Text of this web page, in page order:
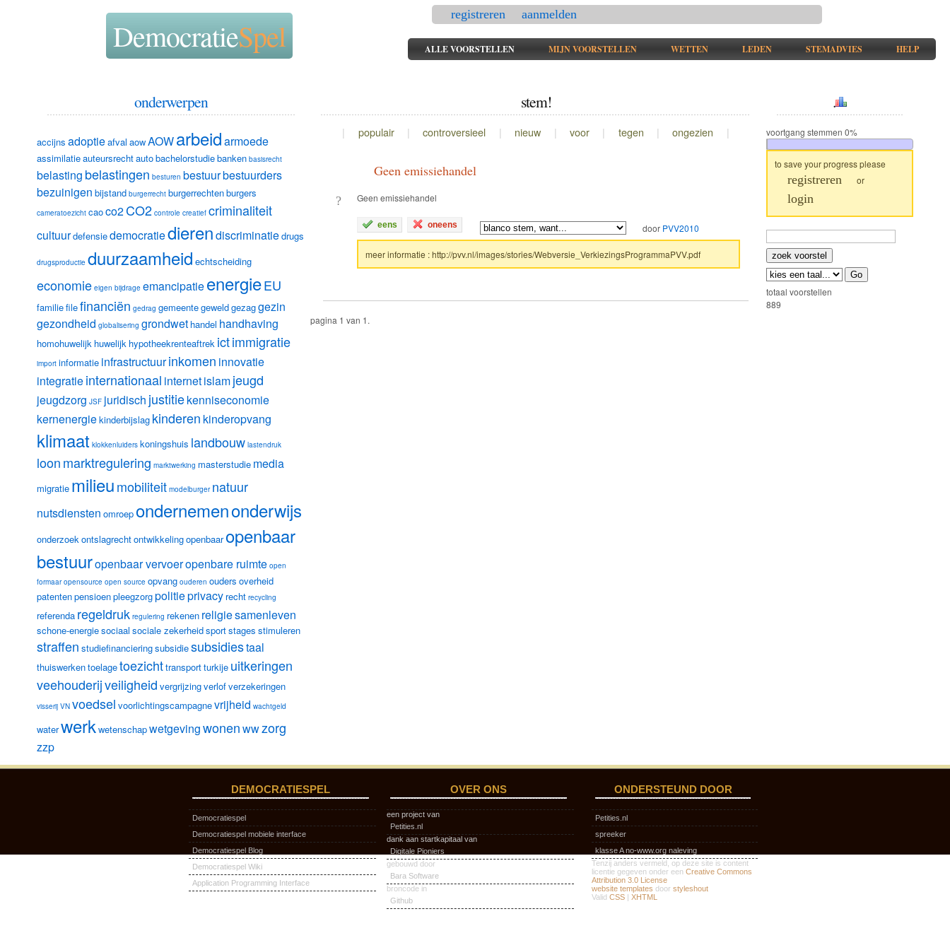
DemocratieSpel ALLE VOORSTELLEN MIJN VOORSTELLEN WETTEN LEDEN STEMADVIES HELP
registreren aanmelden
onderwerpen
accijns adoptieafval aowAOWarbeidarmoede
assimilatieauteursrechtautobachelorstudiebanken basisrecht
belasting belastingen besturen bestuurbestuurders
bezuinigen bijstand burgerrecht burgerrechtenburgers
cameratoezicht caoco2CO2 controle creatief criminaliteit
cultuurdefensiedemocratiedierendiscriminatiedrugs
drugsproductie duurzaamheid echtscheiding
economie eigen bijdrage emancipatieenergieEU
familiefilefinanciën gedrag gemeentegeweldgezaggezin
gezondheid globalisering grondwet handel handhaving
homohuwelijk huwelijk hypotheekrenteaftrek ictimmigratie
import informatie infrastructuurinkomen innovatie
integratieinternationaal internetislamjeugd
jeugdzorg JSF juridisch justitiekenniseconomie
kernenergiekinderbijslag kinderen kinderopvang
klimaat klokkenluiders koningshuis landbouw lastendruk
loonmarktregulering marktwerking masterstudie media
migratie milieumobiliteit modelburger natuur
nutsdiensten omroepondernemenonderwijs
onderzoekontslagrechtontwikkelingopenbaaropenbaar
bestuuropenbaar vervoeropenbare ruimte open
formaar opensource open source opvang ouderen ouders overheid
patentenpensioenpleegzorgpolitieprivacy recht recycling
referenda regeldruk regulering rekenen religiesamenleven
schone-energiesociaal sociale zekerheidsportstages stimuleren
straffen studiefinancieringsubsidiesubsidiestaal
thuiswerkentoelagetoezichttransportturkije uitkeringen
veehouderijveiligheid vergrijzingverlofverzekeringen
visserij VN voedsel voorlichtingscampagnevrijheid wachtgeld
waterwerkwetenschapwetgevingwonenwwzorg
zzp
stem!
| populair | controversieel | nieuw | voor | tegen | ongezien |
Geen emissiehandel
? Geen emissiehandel
eens oneens door PVV2010
meer informatie :http://pvv.nl/images/stories/Webversie_VerkiezingsProgrammaPVV.pdf
pagina 1 van 1.
.
voortgang stemmen 0%
to save your progress please
registreren or
login
totaal voorstellen
889
DEMOCRATIESPEL
Democratiespel
Democratiespel mobiele interface
Democratiespel Blog
Democratiespel Wiki
Application Programming Interface
OVER ONS
een project van
Petities.nl
dank aan startkapitaal van
Digitale Pioniers
gebouwd door
Bara Software
broncode in
Github
ONDERSTEUND DOOR
Petities.nl
spreeker
klasse A no-www.org naleving
Tenzij anders vermeld, op deze site is content
licentie gegeven onder een Creative Commons
Attribution 3.0 License
website templates door styleshout
Valid CSS XHTML